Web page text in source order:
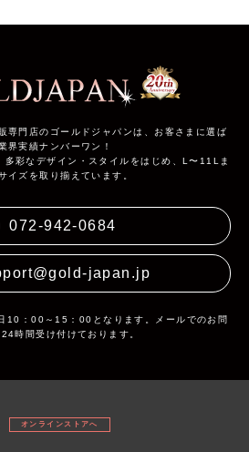
専門店のゴールドジャパンは、お客さまに選ば
界実績ナンバーワン！
多彩なデザイン・スタイルをはじめ、L〜11Lま
イズを取り揃えています。
072-942-0684
japan.jp
10：00～15：00となります。メールでのお問
時間受け付けております。
オンラインストアへ